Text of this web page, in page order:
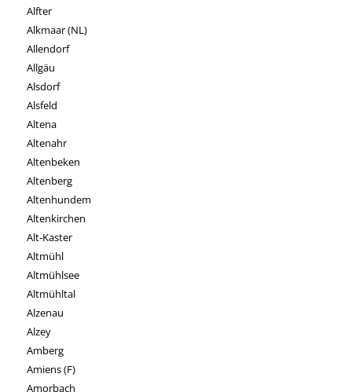
Alfter
Alkmaar (NL)
Allendorf
Allgäu
Alsdorf
Alsfeld
Altena
Altenahr
Altenbeken
Altenberg
Altenhundem
Altenkirchen
Alt-Kaster
Altmühl
Altmühlsee
Altmühltal
Alzenau
Alzey
Amberg
Amiens (F)
Amorbach